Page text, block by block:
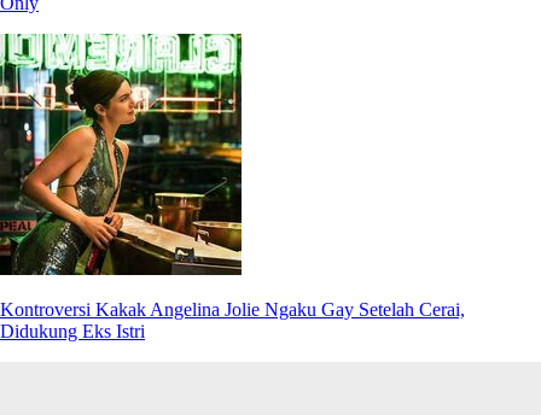
Kontroversi Kakak Angelina Jolie Ngaku Gay Setelah Cerai,
Didukung Eks Istri